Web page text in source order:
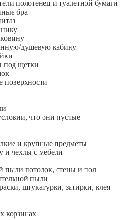
полотенец и туалетной бумаги
бра
душевую кабину
под щетки
поверхности
что они пустые
и крупные предметы
и чехлы с мебели
пыли потолок, стены и пол
пыли
штукатурки, затирки, клея
корзинах